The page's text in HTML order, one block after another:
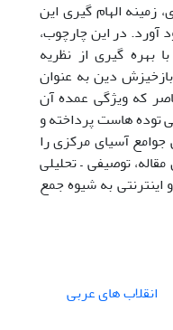
زمینه الهام گیری این
آورد. در این چارچوب،
بهره گیری از نظریه
دین به عنوان
که ویژگی عمده آن
توده هاست پرداخته و
جوامع آسیای مرکزی را
توصیفی – تحلیلی
اینترنتی به شیوه جمع
انقلاب های عربی